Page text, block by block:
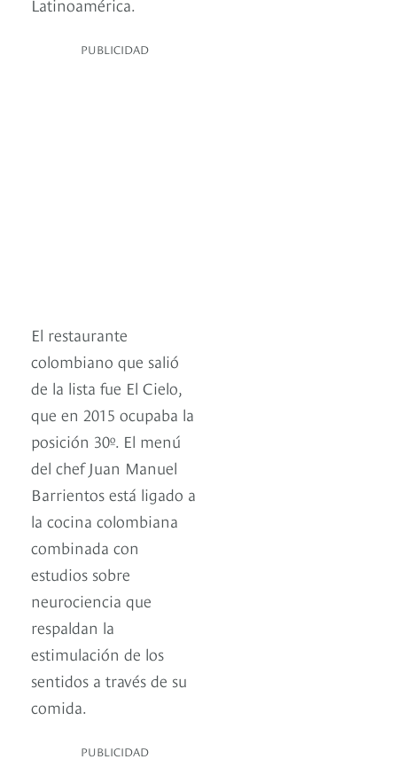
PUBLICIDAD
El restaurante
colombiano que salió
de la lista fue El Cielo,
que en 2015 ocupaba la
posición 30º. El menú
del chef Juan Manuel
Barrientos está ligado a
la cocina colombiana
combinada con
estudios sobre
neurociencia que
respaldan la
estimulación de los
sentidos a través de su
comida.
PUBLICIDAD